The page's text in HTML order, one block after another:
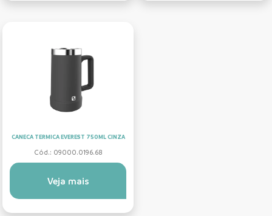
CANECA TERMICA EVEREST 750ML CINZA
Cód.: 09000.0196.68
Veja mais